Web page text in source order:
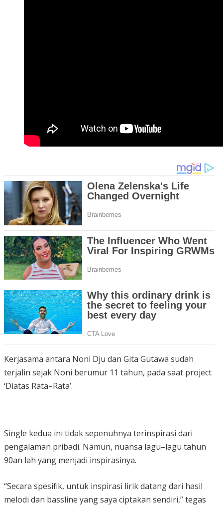
Kerjasama antara Noni Dju dan Gita Gutawa sudah
terjalin sejak Noni berumur 11 tahun, pada saat project
‘Diatas Rata–Rata’.
Single kedua ini tidak sepenuhnya terinspirasi dari
pengalaman pribadi. Namun, nuansa lagu–lagu tahun
90an lah yang menjadi inspirasinya.
“Secara spesifik, untuk inspirasi lirik datang dari hasil
melodi dan bassline yang saya ciptakan sendiri,” tegas